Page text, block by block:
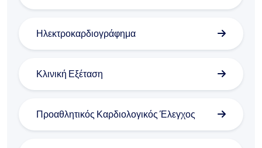
Ηλεκτροκαρδιογράφημα
Κλινική Εξέταση
Προαθλητικός Καρδιολογικός Έλεγχος